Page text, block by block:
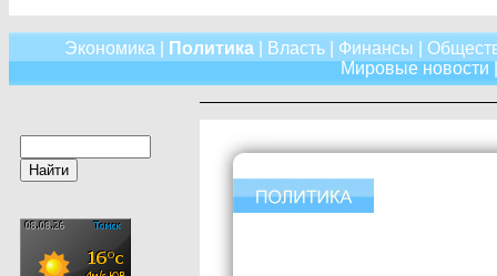
Экономика Политика| Власть| Финансы
Мировые новости